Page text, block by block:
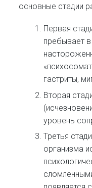
основные стадии
Первая
пребывает
гастриты,
Вторая
уровень
Третья
организма